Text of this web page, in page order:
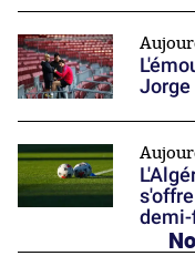
Jorge